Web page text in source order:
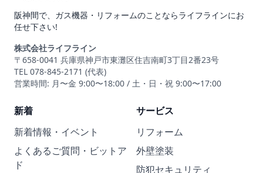
阪神間で、ガス機器・リフォームのことならライフラインにお
任せ下さい!
株式会社ライフライン
〒658-0041 兵庫県神戸市東灘区住吉南町3丁目2番23号
TEL 078-845-2171 (代表)
営業時間: 月〜金 9:00〜18:00 / 土・日・祝 9:00〜17:00
新着
新着情報・イベント
よくあるご質問・ビットア
ド
サービス
リフォーム
外壁塗装
防犯セキュリティ